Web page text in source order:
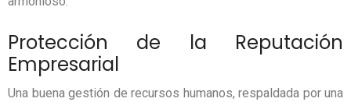
Protección de la Reputación
Empresarial
Una buena gestión de recursos humanos, respaldada por una